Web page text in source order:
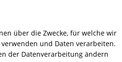
über die Zwecke, für welche wir
und Daten verarbeiten.
der Datenverarbeitung ändern